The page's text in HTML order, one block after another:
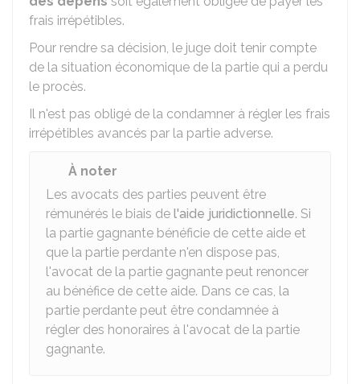
frais irrépétibles.
Pour rendre sa décision, le juge doit tenir compte
de la situation économique de la partie qui a perdu
le procès.
Il n'est pas obligé de la condamner à régler les frais
irrépétibles avancés par la partie adverse.
À noter
Les avocats des parties peuvent être
rémunérés le biais de l'aide juridictionnelle. Si
la partie gagnante bénéficie de cette aide et
que la partie perdante n'en dispose pas,
l'avocat de la partie gagnante peut renoncer
au bénéfice de cette aide. Dans ce cas, la
partie perdante peut être condamnée à
régler des honoraires à l'avocat de la partie
gagnante.